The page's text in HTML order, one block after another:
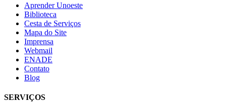
Aprender Unoeste
Biblioteca
Cesta de Serviços
Mapa do Site
Imprensa
Webmail
ENADE
Contato
Blog
SERVIÇOS